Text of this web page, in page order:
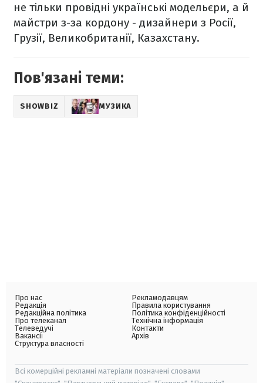
не тільки провідні українські модельєри, а й
майстри з-за кордону - дизайнери з Росії,
Грузії, Великобританії, Казахстану.
Пов'язані теми:
SHOWBIZ МУЗИКА
Про нас
Редакція
Редакційна політика
Про телеканал
Телеведучі
Вакансії
Структура власності
Рекламодавцям
Правила користування
Політика конфіденційності
Технічна інформація
Контакти
Архів
Всі комерційні рекламні матеріали позначені словами